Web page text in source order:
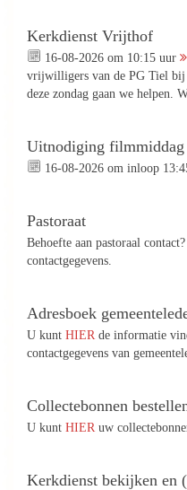
Kerkdienst Vrijthof
16-08-2026 om 10:15 uur
vrijwilligers van de PG Tiel
deze zondag gaan we helpen.
Uitnodiging
16-08-2026 om inloop
Pastoraat
Behoefte aan pastoraal
contactgegevens.
Adresboek
U kunt HIER de informatie
contactgegevens van
Collectebonnen
U kunt HIER uw
Kerkdienst bekijken en